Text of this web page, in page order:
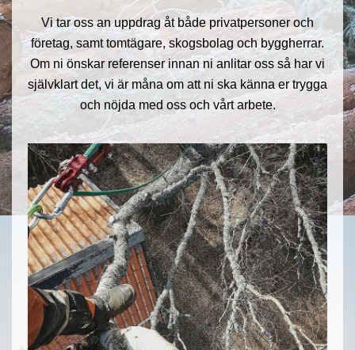
Vi tar oss an uppdrag åt både privatpersoner och
företag, samt tomtägare, skogsbolag och byggherrar.
Om ni önskar referenser innan ni anlitar oss så har vi
självklart det, vi är måna om att ni ska känna er trygga
och nöjda med oss och vårt arbete.